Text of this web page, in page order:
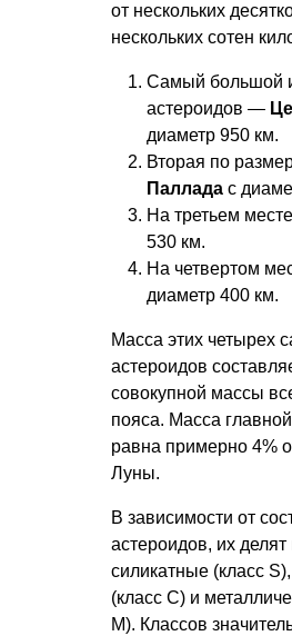
от нескольких
нескольких сотен
Самый большой
астероидов —
диаметр 950 км.
Вторая по
Паллада с
На третьем месте
530 км.
На четвертом
диаметр 400 км.
Масса этих четырех
астероидов
совокупной массы
пояса. Масса
равна примерно 4%
Луны.
В зависимости от
астероидов, их делят
силикатные (класс
(класс С) и
М). Классов